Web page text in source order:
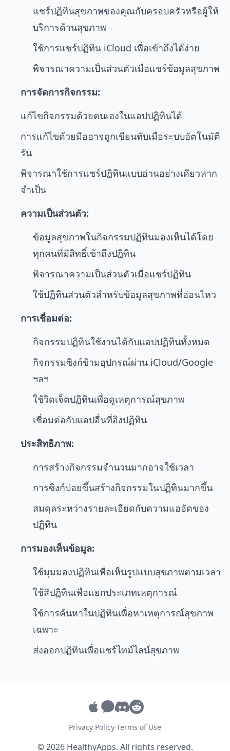
แชร์ปฏิทินสุขภาพของคุณกับครอบครัวหรือผู้ให้
บริการด้านสุขภาพ
ใช้การแชร์ปฏิทิน iCloud เพื่อเข้าถึงได้ง่าย
พิจารณาความเป็นส่วนตัวเมื่อแชร์ข้อมูลสุขภาพ
การจัดการกิจกรรม:
แก้ไขกิจกรรมด้วยตนเองในแอปปฏิทินได้
การแก้ไขด้วยมืออาจถูกเขียนทับเมื่อระบบอัตโนมัติ
รัน
พิจารณาใช้การแชร์ปฏิทินแบบอ่านอย่างเดียวหาก
จำเป็น
ความเป็นส่วนตัว:
ข้อมูลสุขภาพในกิจกรรมปฏิทินมองเห็นได้โดย
ทุกคนที่มีสิทธิ์เข้าถึงปฏิทิน
พิจารณาความเป็นส่วนตัวเมื่อแชร์ปฏิทิน
ใช้ปฏิทินส่วนตัวสำหรับข้อมูลสุขภาพที่อ่อนไหว
การเชื่อมต่อ:
กิจกรรมปฏิทินใช้งานได้กับแอปปฏิทินทั้งหมด
กิจกรรมซิงก์ข้ามอุปกรณ์ผ่าน iCloud/Google
ฯลฯ
ใช้วิดเจ็ตปฏิทินเพื่อดูเหตุการณ์สุขภาพ
เชื่อมต่อกับแอปอื่นที่อิงปฏิทิน
ประสิทธิภาพ:
การสร้างกิจกรรมจำนวนมากอาจใช้เวลา
การซิงก์บ่อยขึ้นสร้างกิจกรรมในปฏิทินมากขึ้น
สมดุลระหว่างรายละเอียดกับความแออัดของ
ปฏิทิน
การมองเห็นข้อมูล:
ใช้มุมมองปฏิทินเพื่อเห็นรูปแบบสุขภาพตามเวลา
ใช้สีปฏิทินเพื่อแยกประเภทเหตุการณ์
ใช้การค้นหาในปฏิทินเพื่อหาเหตุการณ์สุขภาพ
เฉพาะ
ส่งออกปฏิทินเพื่อแชร์ไทม์ไลน์สุขภาพ
Privacy Policy·Terms of Use
© 2026 HealthyApps. All rights reserved.